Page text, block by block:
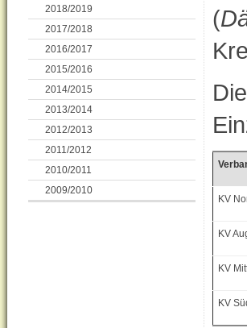
2018/2019
2017/2018
2016/2017
2015/2016
2014/2015
2013/2014
2012/2013
2011/2012
2010/2011
2009/2010
(
KV
KV
KV
KV